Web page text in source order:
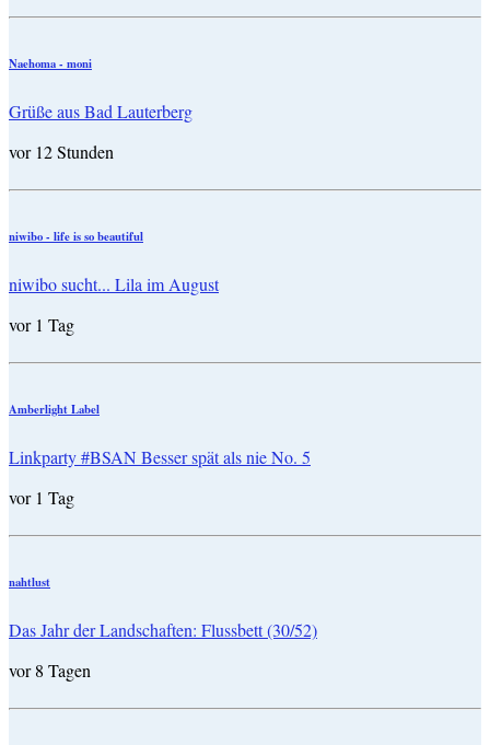
Naehoma - moni
Grüße aus Bad Lauterberg
vor 12 Stunden
niwibo - life is so beautiful
niwibo sucht... Lila im August
vor 1 Tag
Amberlight Label
Linkparty #BSAN Besser spät als nie No. 5
vor 1 Tag
nahtlust
Das Jahr der Landschaften: Flussbett (30/52)
vor 8 Tagen